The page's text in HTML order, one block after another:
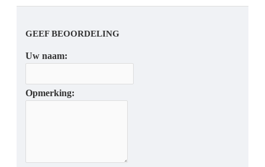
GEEF BEOORDELING
Uw naam:
Opmerking: